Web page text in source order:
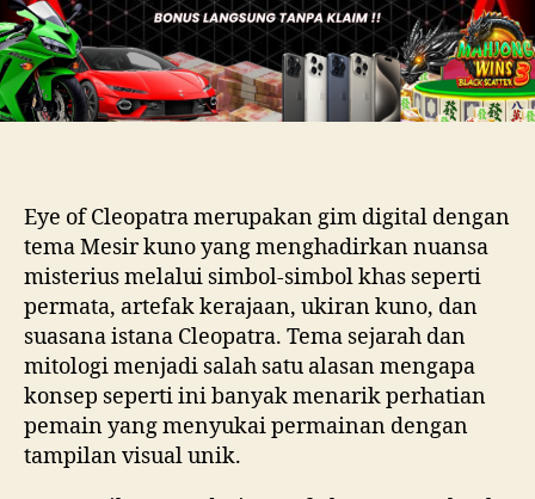
Eye of Cleopatra merupakan gim digital dengan
tema Mesir kuno yang menghadirkan nuansa
misterius melalui simbol-simbol khas seperti
permata, artefak kerajaan, ukiran kuno, dan
suasana istana Cleopatra. Tema sejarah dan
mitologi menjadi salah satu alasan mengapa
konsep seperti ini banyak menarik perhatian
pemain yang menyukai permainan dengan
tampilan visual unik.